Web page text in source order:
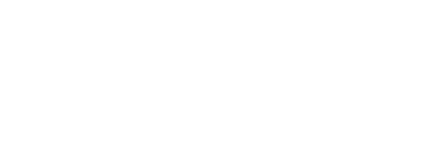
Walkman. Weitere Sichtungen waren ein Gepunkteter Strudelwurm, Gelbschwanz-
Barrakudas.
Buffet eröffnet wurde. Mit vollen Bäuchen war anschließend erstmal ein gepflegtes
gemacht. Auch hier gab's Schwarmfisch ohne Ende, vor allem Großschulenmeerbarben.
einen Krokodilfisch, ca. zwanzig Riff-Kalmare, Rotfeuerfische, Strichel-Seegurken,